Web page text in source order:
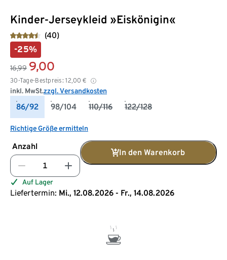
Kinder-Jerseykleid »Eiskönigin«
(40)
-25%
16,99 9,00
30-Tage-Bestpreis: 12,00 €
inkl. MwSt.zzgl. Versandkosten
86/92 98/104 110/116 122/128
Richtige Größe ermitteln
Anzahl
In den Warenkorb
Auf Lager
Liefertermin: Mi., 12.08.2026 - Fr., 14.08.2026